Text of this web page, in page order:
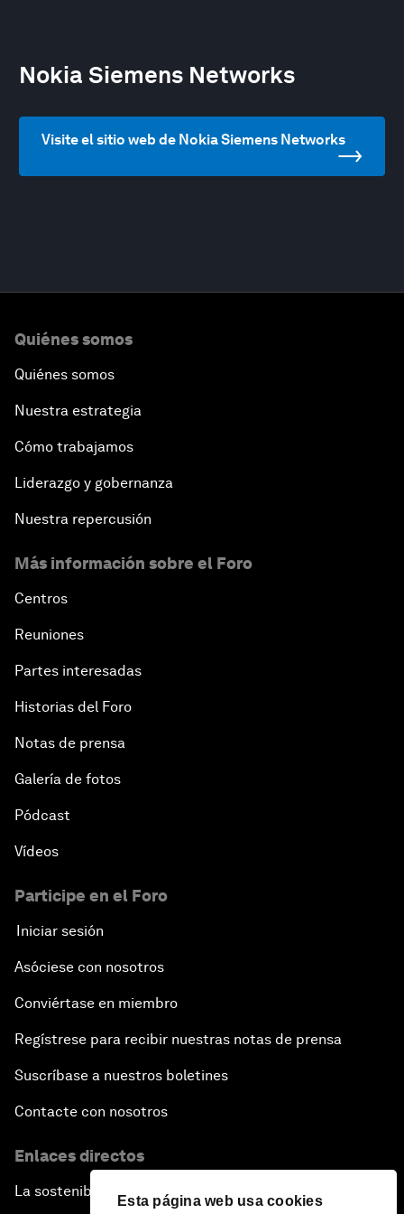
Esta página web usa cookies
Nokia Siemens Networks
Visite el sitio web de Nokia Siemens Networks
Quiénes somos
Quiénes somos
Nuestra estrategia
Cómo trabajamos
Liderazgo y gobernanza
Nuestra repercusión
Más información sobre el Foro
Centros
Reuniones
Partes interesadas
Historias del Foro
Notas de prensa
Galería de fotos
Pódcast
Vídeos
Participe en el Foro
Iniciar sesión
Asóciese con nosotros
Conviértase en miembro
Regístrese para recibir nuestras notas de prensa
Suscríbase a nuestros boletines
Contacte con nosotros
Enlaces directos
La sostenibilidad en el Foro